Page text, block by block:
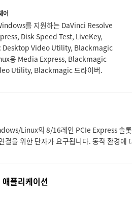
어
를 지원하는 DaVinci Resolve
Disk Speed Test, LiveKey,
Desktop Video Utility, Blackmagic
용 Media Express, Blackmagic
Utility, Blackmagic 드라이버.
Linux의 8/16레인 PCIe Express 슬
결을 위한 단자가 요구됩니다. 동작 환경
플리케이션